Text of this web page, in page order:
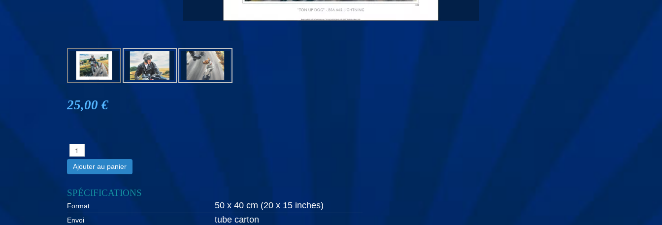
25,00 €
Ajouter au panier
SPÉCIFICATIONS
Format 50 x 40 cm (20 x 15 inches)
Envoi tube carton